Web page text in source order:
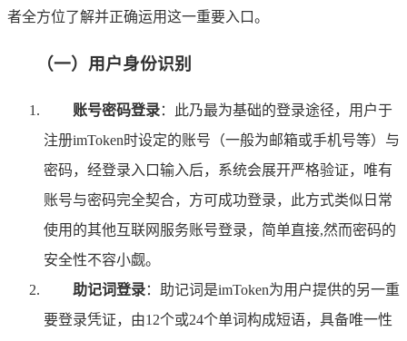
者全方位了解并正确运用这一重要入口。
（一）用户身份识别
账号密码登录：此乃最为基础的登录途径，用户于
注册imToken时设定的账号（一般为邮箱或手机号等）与
密码，经登录入口输入后，系统会展开严格验证，唯有
账号与密码完全契合，方可成功登录，此方式类似日常
使用的其他互联网服务账号登录，简单直接,然而密码的
安全性不容小觑。
助记词登录：助记词是imToken为用户提供的另一重
要登录凭证，由12个或24个单词构成短语，具备唯一性